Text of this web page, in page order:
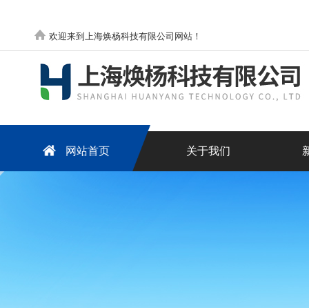
欢迎来到上海焕杨科技有限公司网站！
网站首页 关于我们